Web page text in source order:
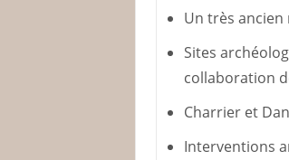
Un très ancien
Sites
collaboration
Charrier et
Interventions